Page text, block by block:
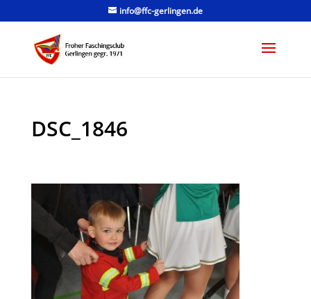
info@ffc-gerlingen.de
DSC_1846